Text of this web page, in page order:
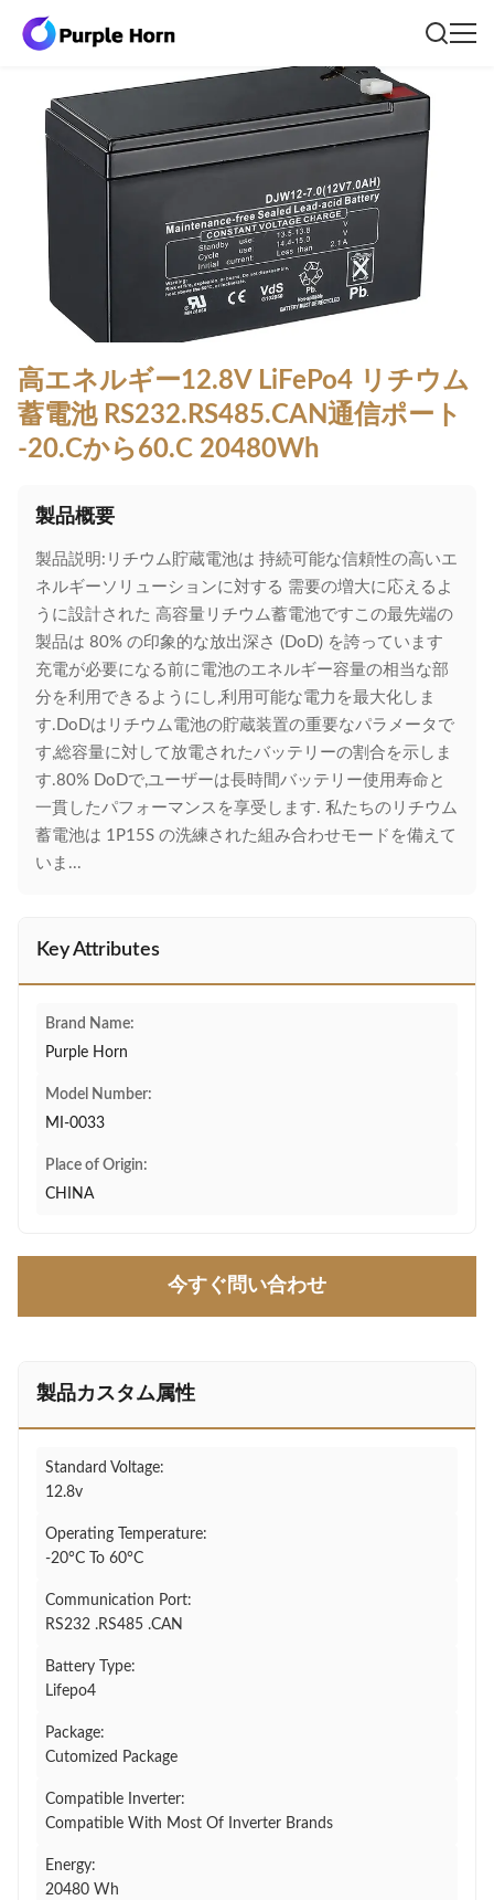
高エネルギー12.8V LiFePo4 リチウム
蓄電池 RS232.RS485.CAN通信ポート
-20.Cから60.C 20480Wh
製品概要
製品説明:リチウム貯蔵電池は 持続可能な信頼性の高いエ
ネルギーソリューションに対する 需要の増大に応えるよ
うに設計された 高容量リチウム蓄電池ですこの最先端の
製品は 80% の印象的な放出深さ (DoD) を誇っています
充電が必要になる前に電池のエネルギー容量の相当な部
分を利用できるようにし,利用可能な電力を最大化しま
す.DoDはリチウム電池の貯蔵装置の重要なパラメータで
す,総容量に対して放電されたバッテリーの割合を示しま
す.80% DoDで,ユーザーは長時間バッテリー使用寿命と
一貫したパフォーマンスを享受します. 私たちのリチウム
蓄電池は 1P15S の洗練された組み合わせモードを備えて
いま...
Key Attributes
Brand Name:
Purple Horn
Model Number:
MI-0033
Place of Origin:
CHINA
今すぐ問い合わせ
製品カスタム属性
Standard Voltage:
12.8v
Operating Temperature:
-20°C To 60°C
Communication Port:
RS232 .RS485 .CAN
Battery Type:
Lifepo4
Package:
Cutomized Package
Compatible Inverter:
Compatible With Most Of Inverter Brands
Energy:
20480 Wh